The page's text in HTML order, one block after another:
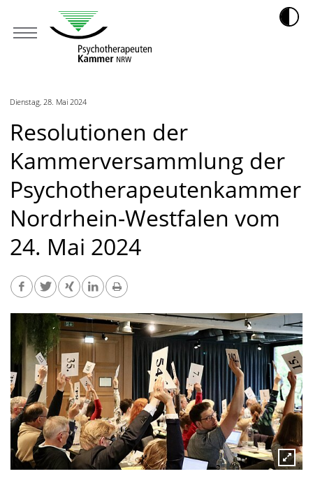
Dienstag, 28. Mai 2024
Resolutionen der
Kammerversammlung der
Psychotherapeutenkammer
Nordrhein-Westfalen vom
24. Mai 2024